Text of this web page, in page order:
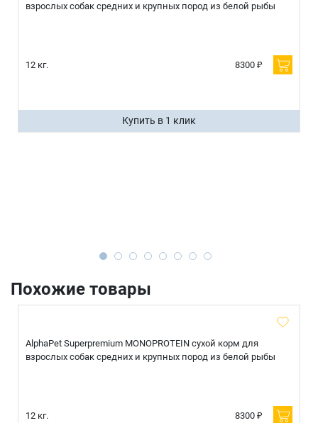
взрослых собак средних и крупных пород из белой рыбы
12 кг. 8300 ₽
Купить в 1 клик
Похожие товары
AlphaPet Superpremium MONOPROTEIN сухой корм для
взрослых собак средних и крупных пород из белой рыбы
12 кг. 8300 ₽